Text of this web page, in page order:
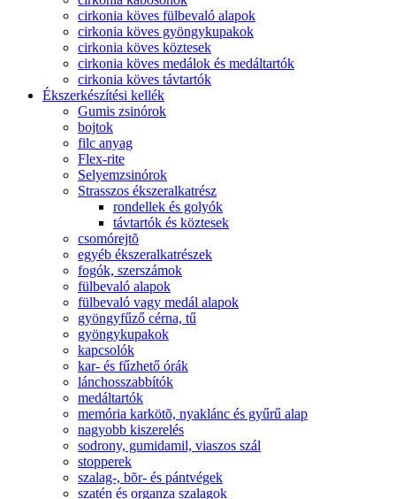
cirkonia köves fülbevaló alapok
cirkonia köves gyöngykupakok
cirkonia köves köztesek
cirkonia köves medálok és medáltartók
cirkonia köves távtartók
Ékszerkészítési kellék
Gumis zsinórok
bojtok
filc anyag
Flex-rite
Selyemzsinórok
Strasszos ékszeralkatrész
rondellek és golyók
távtartók és köztesek
csomórejtõ
egyéb ékszeralkatrészek
fogók, szerszámok
fülbevaló alapok
fülbevaló vagy medál alapok
gyöngyfűző cérna, tű
gyöngykupakok
kapcsolók
kar- és fűzhető órák
lánchosszabbítók
medáltartók
memória karkötõ, nyaklánc és gyűrű alap
nagyobb kiszerelés
sodrony, gumidamil, viaszos szál
stopperek
szalag-, bõr- és pántvégek
szatén és organza szalagok